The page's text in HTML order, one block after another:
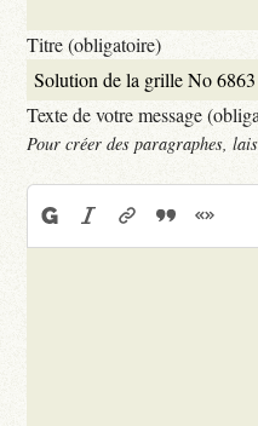
Titre (obligatoire)
Texte de votre message
Pour créer des paragraphes,